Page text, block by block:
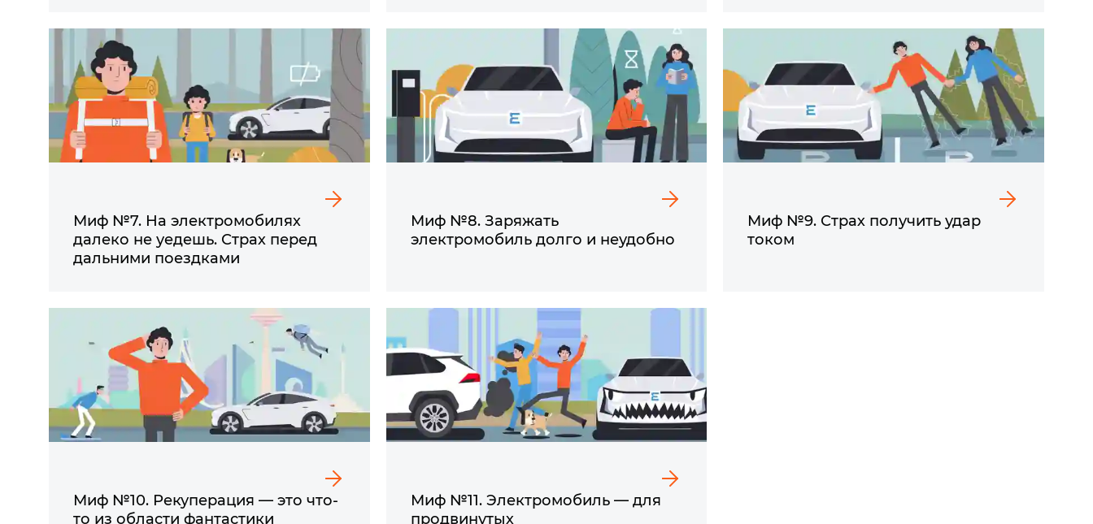
Миф №7. На электромобилях
далеко не уедешь. Страх перед
дальними поездками
Миф №8. Заряжать
электромобиль долго и неудобно
Миф №9. Страх получить удар
током
Миф №10. Рекуперация — это что-
то из области фантастики
Миф №11. Электромобиль — для
продвинутых